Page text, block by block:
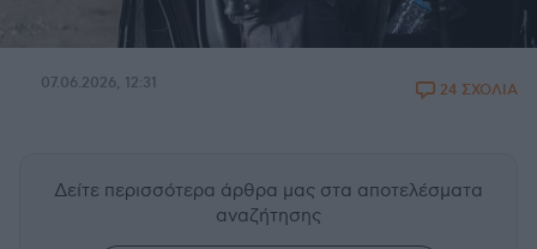
07.06.2026, 12:31 24 ΣΧΟΛΙΑ
Δείτε περισσότερα άρθρα μας στα αποτελέσματα
αναζήτησης